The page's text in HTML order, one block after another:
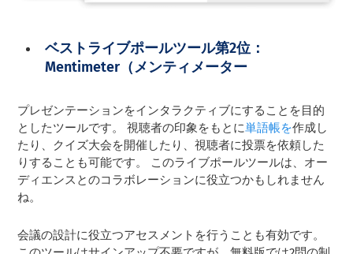
ベストライブポールツール第2位：
Mentimeter（メンティメーター
プレゼンテーションをインタラクティブにすることを目的
としたツールです。 視聴者の印象をもとに単語帳を作成し
たり、クイズ大会を開催したり、視聴者に投票を依頼した
りすることも可能です。 このライブポールツールは、オー
ディエンスとのコラボレーションに役立つかもしれません
ね。
会議の設計に役立つアセスメントを行うことも有効です。